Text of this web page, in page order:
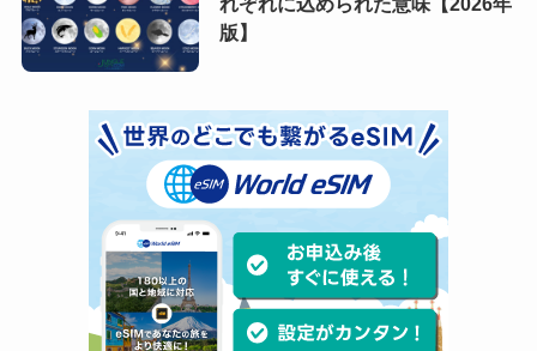
れぞれに込められた意味【2026年
版】